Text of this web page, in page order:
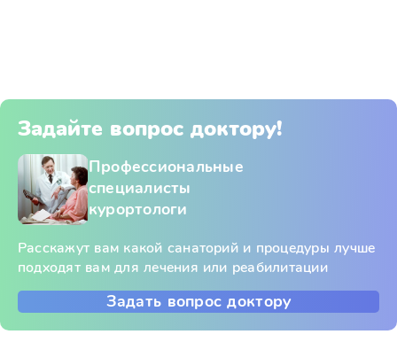
Задайте вопрос доктору!
Профессиональные
специалисты
курортологи
Расскажут вам какой санаторий и процедуры лучше
подходят вам для лечения или реабилитации
Задать вопрос доктору